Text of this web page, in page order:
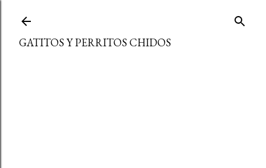
GATITOS Y PERRITOS CHIDOS